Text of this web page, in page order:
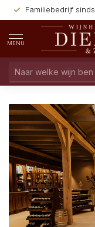
Familiebedrijf sinds
MENU